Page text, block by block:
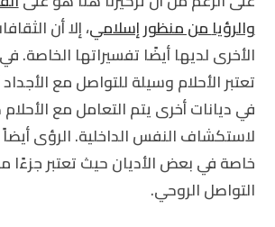
والرؤيامن منظور إسلامي، إلا أن
الأخرى لديها أيضًا تفسيراتها الخاصة.
تعتبر الأحلام وسيلة للتواصل مع الأجداد
في ديانات أخرى يتم التعامل مع
لاستكشاف النفس الداخلية. الرؤى
خاصة في بعض الأديان حيث تعتبر جزءًا
التواصل الروحي.